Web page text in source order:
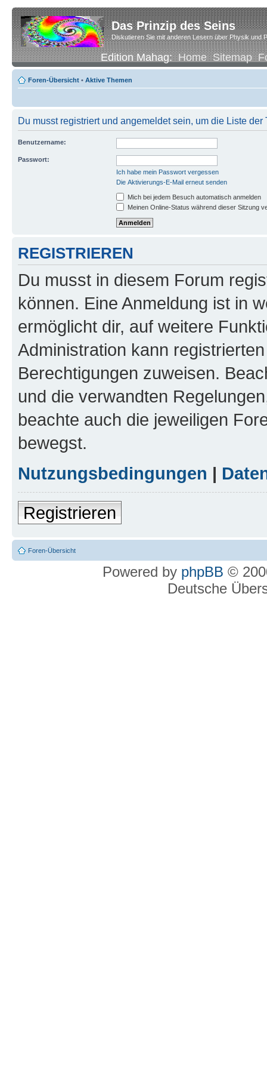
Das Prinzip des Seins
Diskutieren Sie mit anderen Lesern über Physik und
Edition Mahag:Home Sitemap
Foren-Übersicht • Aktive Themen
Du musst registriert und angemeldet sein, um die Liste
Benutzername:
Passwort:
Ich habe mein Passwort vergessen
Die Aktivierungs-E-Mail erneut senden
Mich bei jedem Besuch automatisch anmelden
Meinen Online-Status während dieser Sitzung
REGISTRIEREN
Du musst in diesem Forum
können. Eine Anmeldung ist in
ermöglicht dir, auf weitere
Administration kann
Berechtigungen zuweisen.
und die verwandten
beachte auch die jeweiligen
bewegst.
Nutzungsbedingungen |
Registrieren
Foren-Übersicht
Powered by phpBB ©
Deutsche